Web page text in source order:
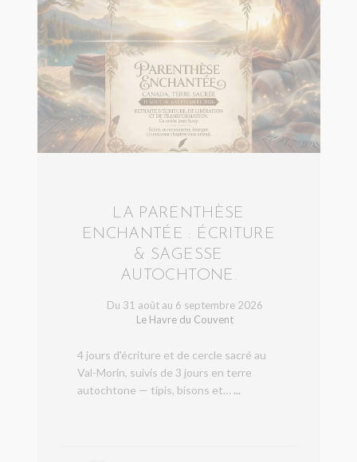
LA PARENTHÈSE
ENCHANTÉE : ÉCRITURE
& SAGESSE
AUTOCHTONE.
Du 31 août au 6 septembre 2026
Le Havre du Couvent
4 jours d'écriture et de cercle sacré au
Val-Morin, suivis de 3 jours en terre
autochtone — tipis, bisons et… ...